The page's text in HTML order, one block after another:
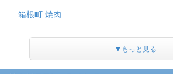
箱根町 焼肉
▼もっと見る